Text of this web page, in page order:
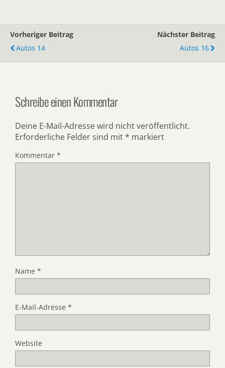
Vorheriger Beitrag
Autos 14
Nächster Beitrag
Autos 16
Schreibe einen Kommentar
Deine E-Mail-Adresse wird nicht veröffentlicht.
Erforderliche Felder sind mit * markiert
Kommentar *
Name *
E-Mail-Adresse *
Website